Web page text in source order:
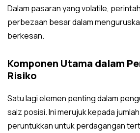
Dalam pasaran yang volatile,
perbezaan besar dalam
berkesan.
Komponen Utama dalam
Risiko
Satu lagi elemen penting dalam
saiz posisi. Ini merujuk kepada
peruntukkan untuk perdagangan